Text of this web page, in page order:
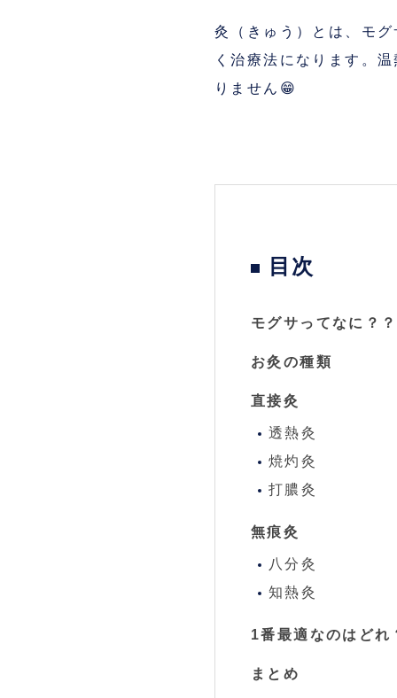
灸（きゅう）とは、モ
く治療法になります。
りません😁
目次
モグサってなに？？
お灸の種類
直接灸
透熱灸
焼灼灸
打膿灸
無痕灸
八分灸
知熱灸
1番最適なのはどれ
まとめ